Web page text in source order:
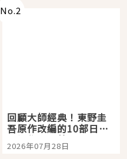
No.2
回顧大師經典！東野圭
吾原作改編的10部日本
影視作品推薦
2026年07月28日